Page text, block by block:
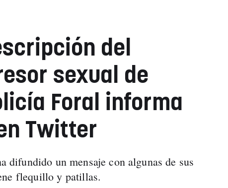
del
sexual de
Foral informa
Twitter
difundido un mensaje con algunas de sus
flequillo y patillas.